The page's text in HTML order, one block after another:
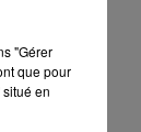
"Gérer
que pour
en